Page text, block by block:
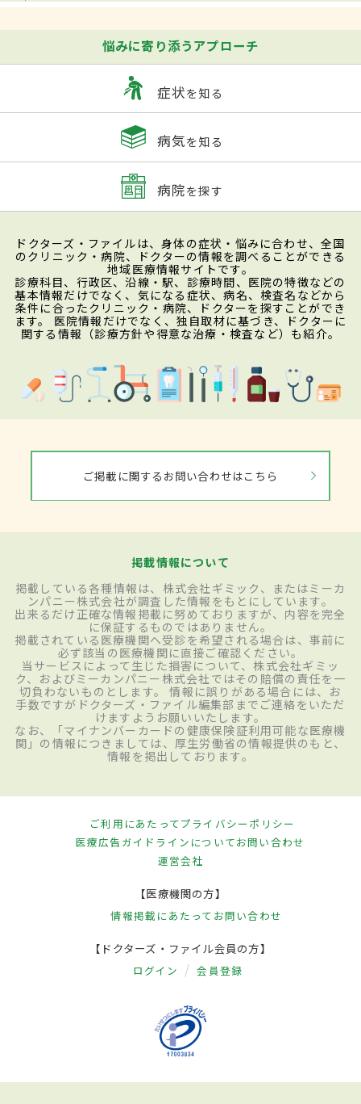
悩みに寄り添うアプローチ
症状を知る
病気を知る
病院を探す
ドクターズ・ファイルは、身体の症状・悩みに合わせ、全国
のクリニック・病院、ドクターの情報を調べることができる
地域医療情報サイトです。
診療科目、行政区、沿線・駅、診療時間、医院の特徴などの
基本情報だけでなく、気になる症状、病名、検査名などから
条件に合ったクリニック・病院、ドクターを探すことができ
ます。 医院情報だけでなく、独自取材に基づき、ドクターに
関する情報（診療方針や得意な治療・検査など）も紹介。
ご掲載に関するお問い合わせはこちら
掲載情報について
掲載している各種情報は、株式会社ギミック、またはミーカ
ンパニー株式会社が調査した情報をもとにしています。
出来るだけ正確な情報掲載に努めておりますが、内容を完全
に保証するものではありません。
掲載されている医療機関へ受診を希望される場合は、事前に
必ず該当の医療機関に直接ご確認ください。
当サービスによって生じた損害について、株式会社ギミッ
ク、およびミーカンパニー株式会社ではその賠償の責任を一
切負わないものとします。 情報に誤りがある場合には、お
手数ですがドクターズ・ファイル編集部までご連絡をいただ
けますようお願いいたします。
なお、「マイナンバーカードの健康保険証利用可能な医療機
関」の情報につきましては、厚生労働省の情報提供のもと、
情報を掲出しております。
ご利用にあたってプライバシーポリシー
医療広告ガイドラインについてお問い合わせ
運営会社
【医療機関の方】
情報掲載にあたって お問い合わせ
【ドクターズ・ファイル会員の方】
ログイン 会員登録